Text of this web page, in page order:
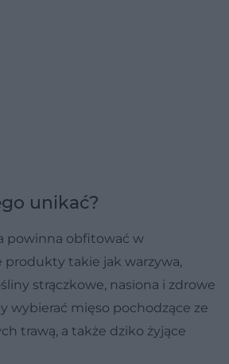
unikać?
powinna obfitować w
produkty takie jak warzywa,
strączkowe, nasiona i zdrowe
wybierać mięso pochodzące ze
trawą, a także dziko żyjące